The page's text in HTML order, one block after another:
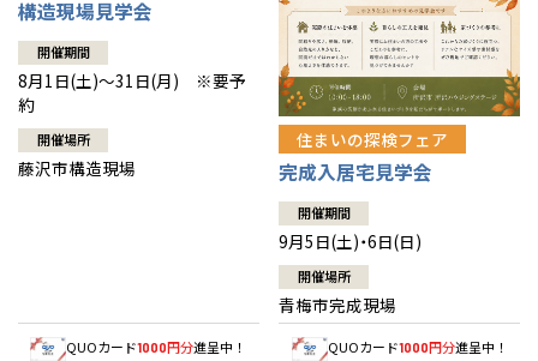
構造現場見学会
開催期間
8月1日(土)～31日(月) ※要予
約
開催場所
藤沢市構造現場
QUOカード1000円分進呈中！
住まいの探検フェア
完成入居宅見学会
開催期間
9月5日(土)・6日(日)
開催場所
青梅市完成現場
QUOカード1000円分進呈中！